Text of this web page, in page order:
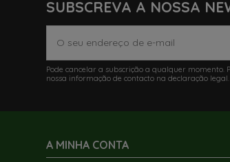
SUBSCREVA A NOSSA
Pode cancelar a subscrição a qualquer momento.
nossa informação de contacto na declaração legal.
A MINHA CONTA